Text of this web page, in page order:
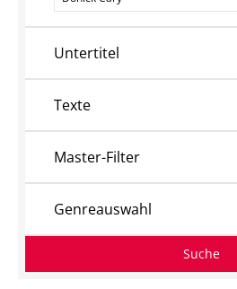
Untertitel
Texte
Master-Filter
Genreauswahl
Suche